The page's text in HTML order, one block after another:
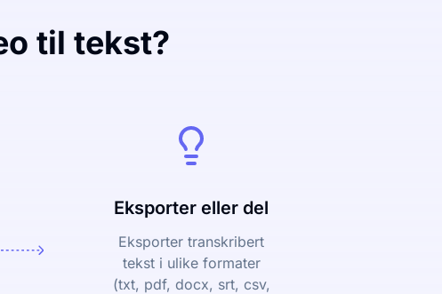
til tekst?
Eksporter eller del
Eksporter transkribert
tekst i ulike formater
(txt, pdf, docx, srt, csv,